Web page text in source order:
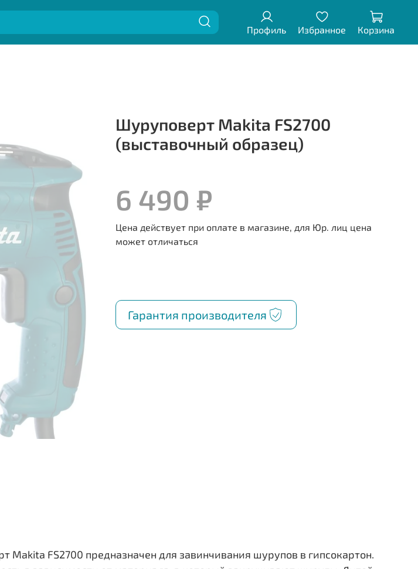
Профиль Избранное Корзина
Шуруповерт Makita FS2700
(выставочный образец)
6 490 ₽
Гарантия производителя
Makita FS2700 предназначен для завинчивания шурупов в гипсокартон.